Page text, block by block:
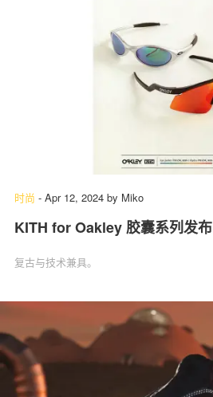
时尚 - Apr 12, 2024 by Miko
KITH for Oakley 胶囊系列发布
复古与技术兼具。